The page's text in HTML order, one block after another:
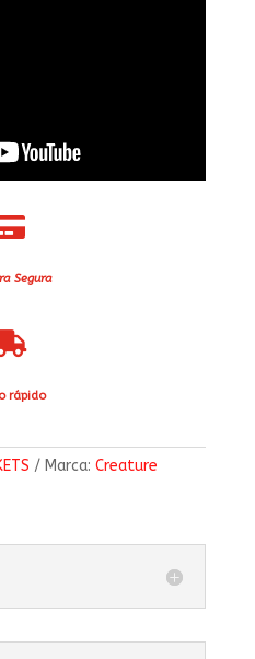
Segura
rápido
Marca: Creature